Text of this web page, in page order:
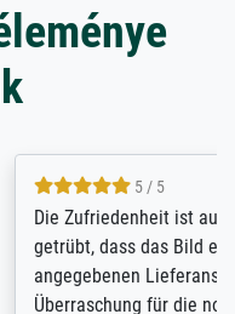
dadurch
einer
(sollte eine